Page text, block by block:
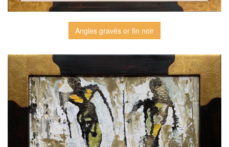
Angles gravés or fin noir